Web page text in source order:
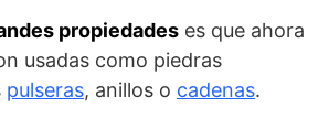
propiedades es que ahora
usadas como piedras
pulseras, anillos o cadenas.